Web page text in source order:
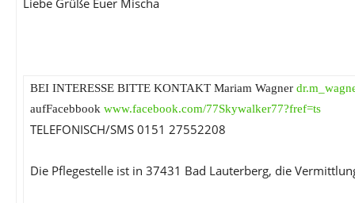
Liebe Grüße Euer Mischa
BEI INTERESSE BITTE KONTAKT Mariam Wagner
aufFacebbook www.facebook.com/77Skywalker77?fref=ts
TELEFONISCH/SMS 0151 27552208
Die Pflegestelle ist in 37431 Bad Lauterberg, die